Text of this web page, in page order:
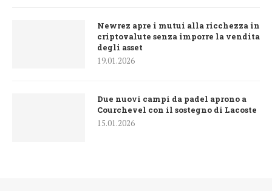
Newrez apre i mutui alla ricchezza in
criptovalute senza imporre la vendita
degli asset
19.01.2026
Due nuovi campi da padel aprono a
Courchevel con il sostegno di Lacoste
15.01.2026